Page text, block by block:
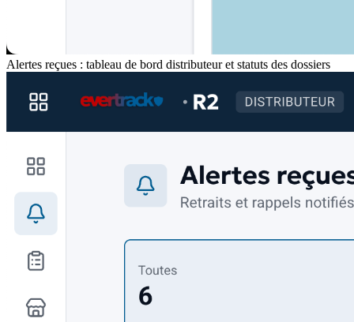
Alertes reçues : tableau de bord distributeur et statuts des dossiers